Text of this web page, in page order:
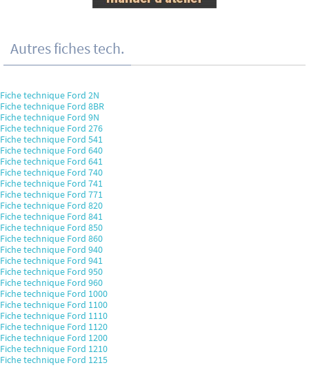
Autres fiches tech.
Fiche technique Ford 2N
Fiche technique Ford 8BR
Fiche technique Ford 9N
Fiche technique Ford 276
Fiche technique Ford 541
Fiche technique Ford 640
Fiche technique Ford 641
Fiche technique Ford 740
Fiche technique Ford 741
Fiche technique Ford 771
Fiche technique Ford 820
Fiche technique Ford 841
Fiche technique Ford 850
Fiche technique Ford 860
Fiche technique Ford 940
Fiche technique Ford 941
Fiche technique Ford 950
Fiche technique Ford 960
Fiche technique Ford 1000
Fiche technique Ford 1100
Fiche technique Ford 1110
Fiche technique Ford 1120
Fiche technique Ford 1200
Fiche technique Ford 1210
Fiche technique Ford 1215